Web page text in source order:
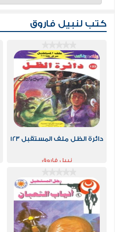
كتب لنبيل فاروق
دائرة الظل ملف المستقبل 123
نبيل فاروق